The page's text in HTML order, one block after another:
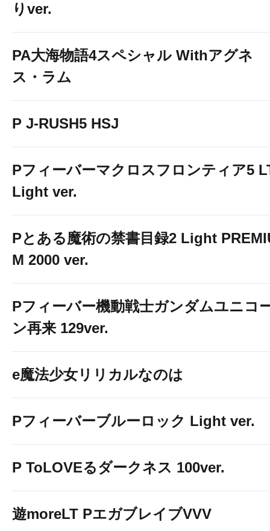
りver.
PA大海物語4スペシャル Withアグネ
ス・ラム
P J-RUSH5 HSJ
Pフィーバーマクロスフロンティア5
Light ver.
Pとある魔術の禁書目録2 Light
M 2000 ver.
Pフィーバー機動戦士ガンダムユニコ
ン再来 129ver.
e魔法少女リリカルなのは
Pフィーバーブルーロック Light ver.
P ToLOVEるダークネス 100ver.
遊moreLT PエガブレイブVVV